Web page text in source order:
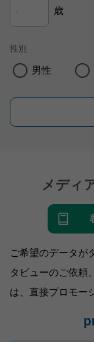
歳
性別
男性
メディ
ご希望のデータが
タビューのご依頼
は、直接プロモー